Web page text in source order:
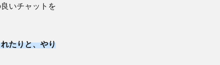
いチャットを
たりと、やり